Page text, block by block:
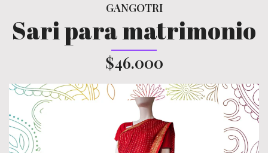
GANGOTRI
Sari para matrimonio
$46.000